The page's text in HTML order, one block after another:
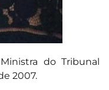
do Tribunal
2007.